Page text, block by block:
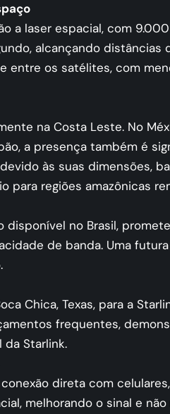
a laser espacial, com
alcançando distâncias
entre os satélites, com
na Costa Leste. No
a presença também é
às suas dimensões,
para regiões amazônicas
disponível no Brasil,
de banda. Uma
Chica, Texas, para a
frequentes,
Starlink.
direta com celulares,
melhorando o sinal e